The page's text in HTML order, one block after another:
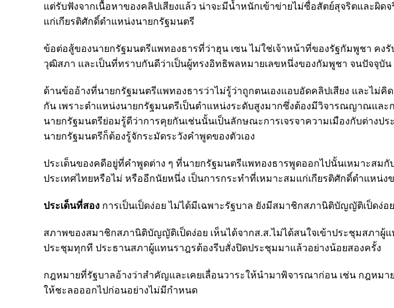
แต่รับฟังจากเนื้อหาของคลิปเสียงแล้ว น่าจะมีน้ำหนักเข้าข่ายไม่ซื่อสัตย์สุจริตและผิด
แก่เกียรติศักดิ์ตำแหน่งนายกรัฐมนตรี
ข้อต่อสู้ของนายกรัฐมนตรีแพทองธารที่ว่าฮุน เซน ไม่ใช่เจ้าหน้าที่ของรัฐกัมพูชา คงรั
วุฒิสภา และเป็นที่ทราบกันดีว่าเป็นผู้ทรงอิทธิพลหมายเลขหนึ่งของกัมพูชา จนปัจจุบัน
ด้านข้ออ้างที่นายกรัฐมนตรีแพทองธารว่าไม่รู้ว่าถูกตนเองแอบอัดคลิปเสียง และไม่คิ
กัน เพราะตำแหน่งนายกรัฐมนตรีเป็นตำแหน่งระดับสูงมากซึ่งต้องมีวิจารณญาณแล
นายกรัฐมนตรีย่อมรู้ดีว่าการคุยกันเช่นนั้นเป็นลักษณะการเจรจาความเมืองกับต่างป
นายกรัฐมนตรีก็ต้องรู้จักระมัดระวังคำพูดของตัวเอง
ประเด็นของคดีอยู่ที่คำพูดต่าง ๆ ที่นายกรัฐมนตรีแพทองธารพูดออกไปนั้นเหมาะสมกั
ประเทศไทยหรือไม่ หรืออีกนัยหนึ่ง เป็นการกระทำที่เหมาะสมแก่เกียรติศักดิ์ตำแหน่
ประเด็นที่สอง การเป็นเป็ดง่อย ไม่ได้มีเฉพาะรัฐบาล ยังมีสมาชิกสภานิติบัญญัติเป็ดง่อย
สภาพของสมาชิกสภานิติบัญญัติเป็ดง่อย เห็นได้จากส.ส.ไม่ได้สนใจเข้าประชุมสภาผู้
ประชุมทุกที ประธานสภาผู้แทนราฎรต้องรีบสั่งปิดประชุมมาแล้วอย่างน้อยสองครั้ง
กฎหมายที่รัฐบาลอ้างว่าสำคัญและเคยเลื่อนวาระให้นำมาพิจารณาก่อน เช่น กฎหมา
ให้ชะลอออกไปก่อนอย่างไม่มีกำหนด